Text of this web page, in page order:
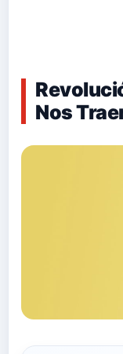
Nos